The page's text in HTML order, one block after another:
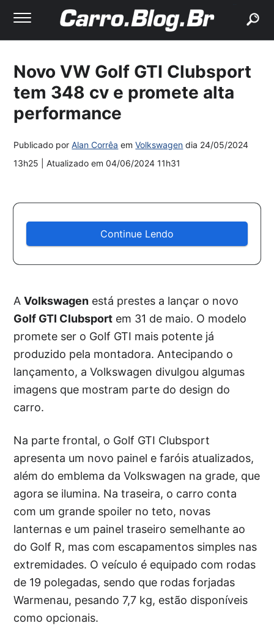
Novo VW Golf GTI Clubsport
tem 348 cv e promete alta
performance
Publicado porAlan Corrêa emVolkswagen dia 24/05/2024
13h25
| Atualizado em04/06/2024 11h31
Continue Lendo
AVolkswagen está prestes a lançar o novo
Golf GTI Clubsport em 31 de maio. O modelo
promete ser o Golf GTI mais potente já
produzido pela montadora. Antecipando o
lançamento, a Volkswagen divulgou algumas
imagens que mostram parte do design do
carro.
Na parte frontal, o Golf GTI Clubsport
apresenta um novo painel e faróis atualizados,
além do emblema da Volkswagen na grade, que
agora se ilumina. Na traseira, o carro conta
com um grande spoiler no teto, novas
lanternas e um painel traseiro semelhante ao
do Golf R, mas com escapamentos simples nas
extremidades. O veículo é equipado com rodas
de 19 polegadas, sendo que rodas forjadas
Warmenau, pesando 7,7 kg, estão disponíveis
como opcionais.